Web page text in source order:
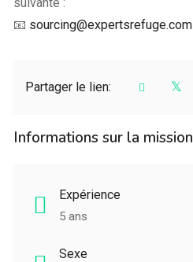
📧 sourcing@expertsrefuge.com
Partager le lien:
Informations sur la mission
Expérience
5 ans
Sexe